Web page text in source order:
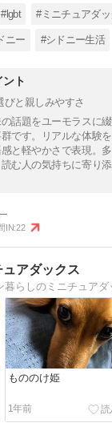
#lgbt #ミニチュアダ
ニー #シドニー生活
ント
びと親しみやすさ
話題をユーモラスに
です。リアルな体験
と軽やかさで表現。
む人の気持ちに寄り
IN:22
アダックス
もののけ姫
1年前